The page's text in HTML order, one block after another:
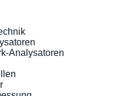
Analysatoren